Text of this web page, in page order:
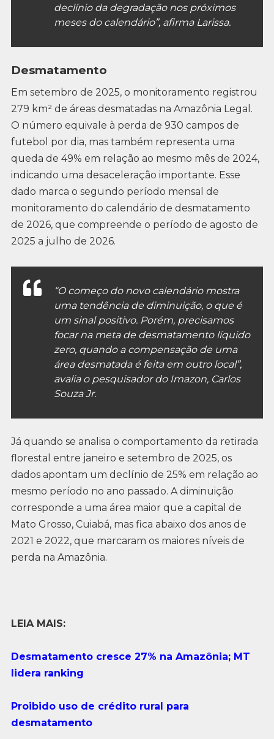
declínio da degradação nos próximos
meses do calendário”, afirma Larissa.
Desmatamento
Em setembro de 2025, o monitoramento registrou
279 km² de áreas desmatadas na Amazônia Legal.
O número equivale à perda de 930 campos de
futebol por dia, mas também representa uma
queda de 49% em relação ao mesmo mês de 2024,
indicando uma desaceleração importante. Esse
dado marca o segundo período mensal de
monitoramento do calendário de desmatamento
de 2026, que compreende o período de agosto de
2025 a julho de 2026.
“O começo do novo calendário mostra
uma tendência de diminuição, o que é
um sinal positivo. Porém, precisamos
focar na meta de desmatamento líquido
zero, quando a compensação de uma
área desmatada é feita em outro local”,
avalia o pesquisador do Imazon, Carlos
Souza Jr.
Já quando se analisa o comportamento da retirada
florestal entre janeiro e setembro de 2025, os
dados apontam um declínio de 25% em relação ao
mesmo período no ano passado. A diminuição
corresponde a uma área maior que a capital de
Mato Grosso, Cuiabá, mas fica abaixo dos anos de
2021 e 2022, que marcaram os maiores níveis de
perda na Amazônia.
LEIA MAIS:
Desmatamento cresce 27% na Amazônia; MT
lidera ranking
Proibido uso de crédito rural para
desmatamento